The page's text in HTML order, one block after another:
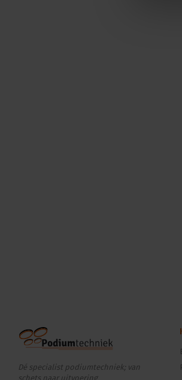
Dé specialist podiumtechniek; van
schets naar uitvoering